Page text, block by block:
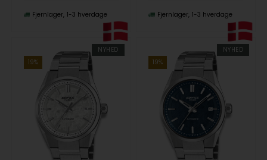
Fjernlager 1-3 hverdage Fjernlager 1-3 hverdage
NYHED
19%
NYHED
19%